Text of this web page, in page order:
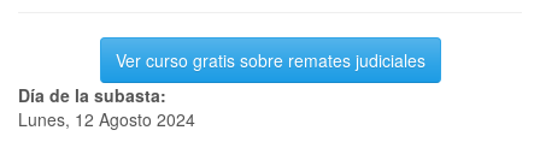
Ver curso gratis sobre remates judiciales
Día de la subasta:
Lunes, 12 Agosto 2024